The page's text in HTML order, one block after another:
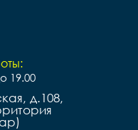
19.00
д.108,